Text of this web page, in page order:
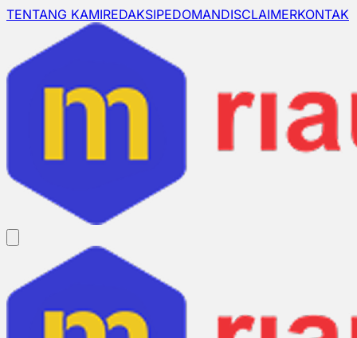
TENTANG KAMIREDAKSIPEDOMANDISCLAIMERKONTAK